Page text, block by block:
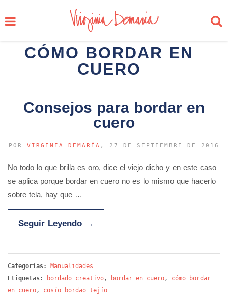
CÓMO BORDAR EN
CUERO
Consejos para bordar en
cuero
POR VIRGINIA DEMARÍA , 27 DE SEPTIEMBRE DE 2016
No todo lo que brilla es oro, dice el viejo dicho y en este caso
se aplica porque bordar en cuero no es lo mismo que hacerlo
sobre tela, hay que …
Seguir Leyendo →
Categorías: Manualidades
Etiquetas:
bordado creativo, bordar en cuero, cómo bordar
en cuero, cosío bordao tejío